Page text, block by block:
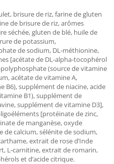
brisure de riz, farine de gluten
de brisure de riz, arômes
séchée, gluten de blé, huile de
de potassium,
de sodium, DL-méthionine,
[acétate de DL-alpha-tocophérol
(source de vitamine
acétate de vitamine A,
supplément de niacine, acide
B1), supplément de
supplément de vitamine D3],
[protéinate de zinc,
de manganèse, oxyde
de calcium, sélénite de sodium,
extrait de rose d’Inde
L-carnitine, extrait de romarin,
et d’acide citrique.